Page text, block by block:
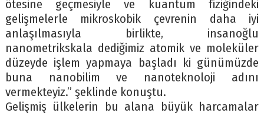
ötesine geçmesiyle ve kuantum fiziğindeki
gelişmelerle mikroskobik çevrenin daha iyi
anlaşılmasıyla birlikte, insanoğlu
nanometrikskala dediğimiz atomik ve moleküler
düzeyde işlem yapmaya başladı ki günümüzde
buna nanobilim ve nanoteknoloji adını
vermekteyiz.” şeklinde konuştu.
Gelişmiş ülkelerin bu alana büyük harcamalar